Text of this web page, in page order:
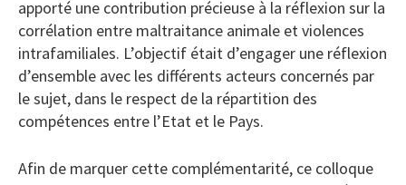
apporté une contribution précieuse à la réflexion sur la
corrélation entre maltraitance animale et violences
intrafamiliales. L’objectif était d’engager une réflexion
d’ensemble avec les différents acteurs concernés par
le sujet, dans le respect de la répartition des
compétences entre l’Etat et le Pays.
Afin de marquer cette complémentarité, ce colloque